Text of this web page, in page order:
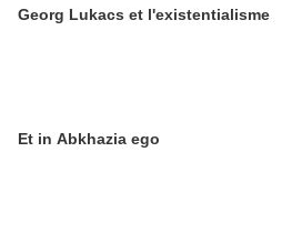
Georg Lukacs et l'existentialisme
Et in Abkhazia ego